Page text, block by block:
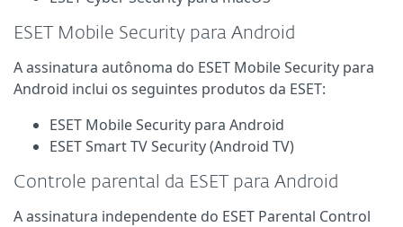
ESET Mobile Security para Android
A assinatura autônoma do ESET Mobile Security para
Android inclui os seguintes produtos da ESET:
ESET Mobile Security para Android
ESET Smart TV Security (Android TV)
Controle parental da ESET para Android
A assinatura independente do ESET Parental Control